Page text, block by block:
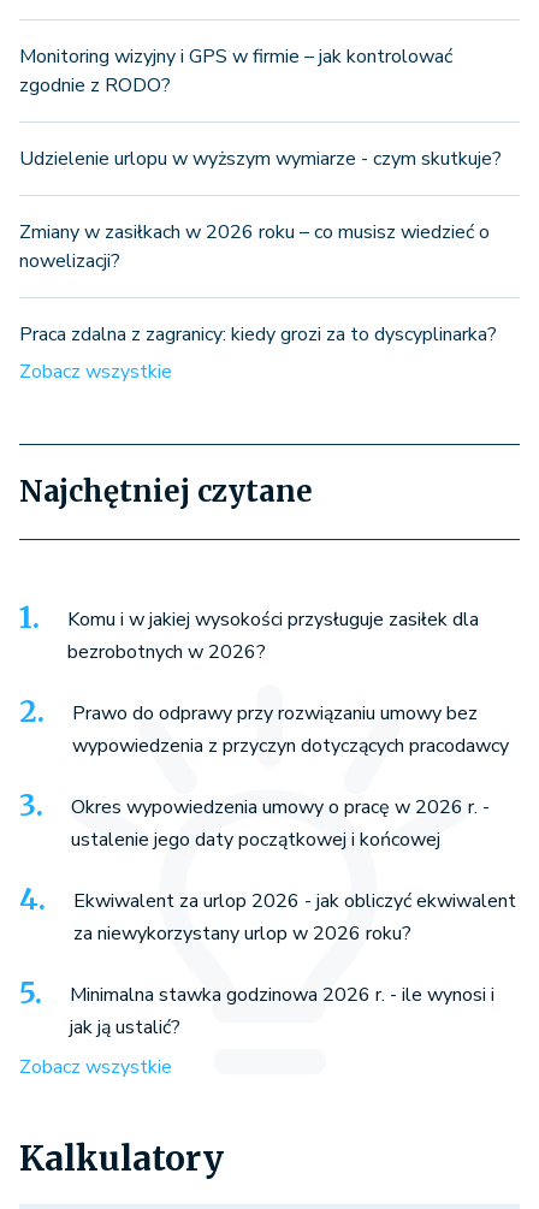
Monitoring wizyjny i GPS w firmie – jak kontrolować
zgodnie z RODO?
Udzielenie urlopu w wyższym wymiarze - czym skutkuje?
Zmiany w zasiłkach w 2026 roku – co musisz wiedzieć o
nowelizacji?
Praca zdalna z zagranicy: kiedy grozi za to dyscyplinarka?
Zobacz wszystkie
Najchętniej czytane
Komu i w jakiej wysokości przysługuje zasiłek dla
bezrobotnych w 2026?
Prawo do odprawy przy rozwiązaniu umowy bez
wypowiedzenia z przyczyn dotyczących pracodawcy
Okres wypowiedzenia umowy o pracę w 2026 r. -
ustalenie jego daty początkowej i końcowej
Ekwiwalent za urlop 2026 - jak obliczyć ekwiwalent
za niewykorzystany urlop w 2026 roku?
Minimalna stawka godzinowa 2026 r. - ile wynosi i
jak ją ustalić?
Zobacz wszystkie
Kalkulatory